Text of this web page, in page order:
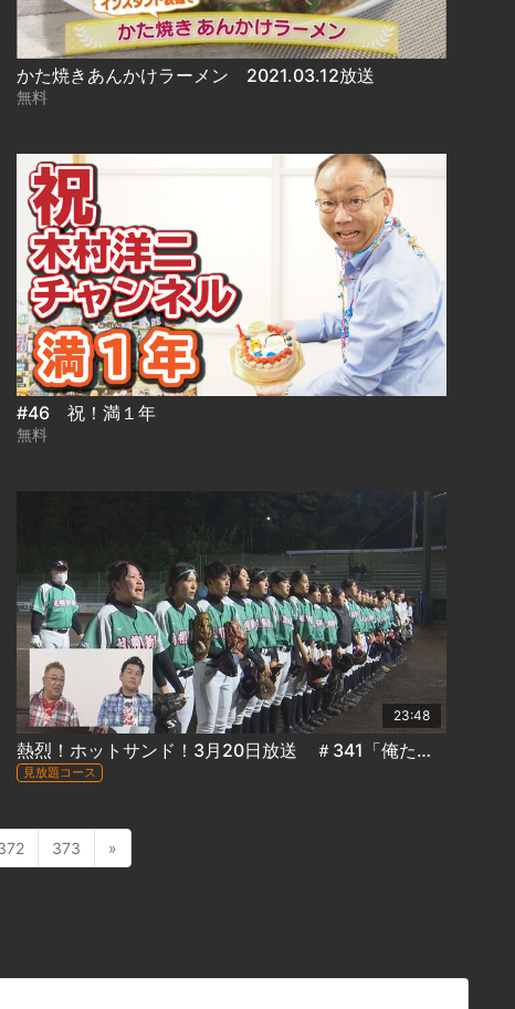
かた焼きあんかけラーメン 2021.03.12放送
無料
#46 祝！満１年
無料
23:48
熱烈！ホットサンド！3月20日放送 ＃341「俺たちの部活動 完結編②」
見放題コース
373 »